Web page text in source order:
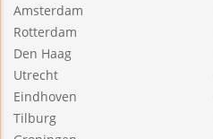
Amsterdam
Rotterdam
Den Haag
Utrecht
Eindhoven
Tilburg